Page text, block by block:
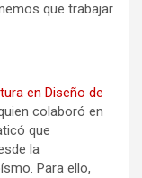
que trabajar
en Diseño de
colaboró en
que
la
Para ello,